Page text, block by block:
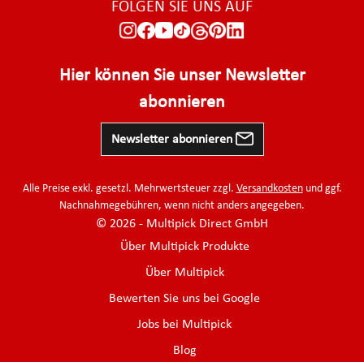
FOLGEN SIE UNS AUF
Hier können Sie unser Newsletter
abonnieren
Newsletter abonnieren
Alle Preise exkl. gesetzl. Mehrwertsteuer zzgl. Versandkostenund ggf.
Nachnahmegebühren, wenn nicht anders angegeben.
© 2026 - Multipick Direct GmbH
Über Multipick Produkte
Über Multipick
Bewerten Sie uns bei Google
Jobs bei Multipick
Blog